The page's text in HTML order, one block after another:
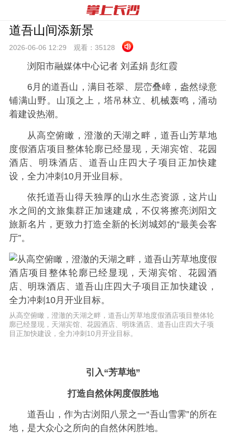
道吾山间添新景
2026-06-06 12:29 观看： 35128
浏阳市融媒体中心记者 刘孟娟 彭红霞
6月的道吾山，满目苍翠、层峦叠嶂，盎然绿意
铺满山野。山顶之上，塔吊林立、机械轰鸣，涌动
着建设热潮。
从高空俯瞰，澄澈的天湖之畔，道吾山芳草地
度假酒店项目整体轮廓已经显现，天湖宾馆、花园
酒店、明珠酒店、道吾山庄四大子项目正加快建
设，全力冲刺10月开业目标。
依托道吾山得天独厚的山水生态资源，这片山
水之间的文旅集群正加速建成，不仅将擦亮浏阳文
旅新名片，更致力打造全新的长浏城郊的“最美会客
厅”。
从高空俯瞰，澄澈的天湖之畔，道吾山芳草地度假酒店项目整体轮
廓已经显现，天湖宾馆、花园酒店、明珠酒店、道吾山庄四大子项
目正加快建设，全力冲刺10月开业目标。
引入“芳草地”
打造自然休闲度假胜地
道吾山，作为古浏阳八景之一“吾山雪霁”的所在
地，是大众心之所向的自然休闲胜地。